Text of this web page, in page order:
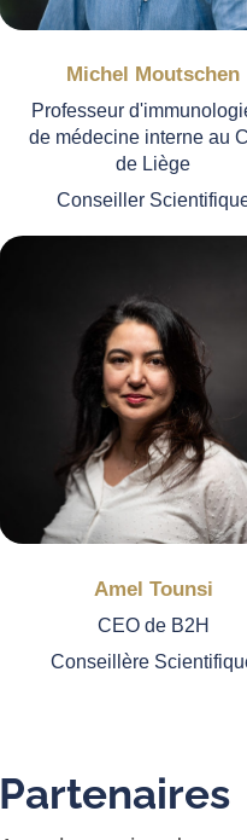
Michel Moutschen
Professeur
de médecine interne au
de Liège
Conseiller
Amel Tounsi
CEO de B2H
Conseillère
Partenaires